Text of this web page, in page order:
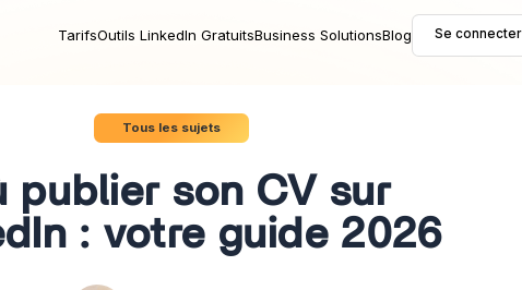
TarifsOutils LinkedIn GratuitsBusiness SolutionsBlog Se connecter
Tous les sujets
publier son CV sur
: votre guide 2026